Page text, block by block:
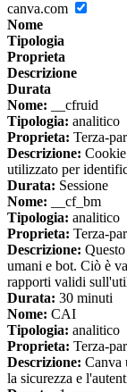
canva.com
Nome
Tipologia
Proprieta
Descrizione
Durata
Nome: __cfruid
Tipologia: analitico
Proprieta: Terza-
Descrizione:
utilizzato per
Durata: Sessione
Nome: __cf_bm
Tipologia: analitico
Proprieta: Terza-
Descrizione:
umani e bot. Ciò è
rapporti validi
Durata: 30 minuti
Nome: CAI
Tipologia: analitico
Proprieta: Terza-
Descrizione: Canva
la sicurezza e